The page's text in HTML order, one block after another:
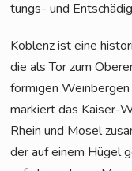
tungs- und
Koblenz ist eine
die als Tor zum
för­mi­gen
mar­kiert das Kai­ser-
Rhein und Mosel
der auf einem Hügel